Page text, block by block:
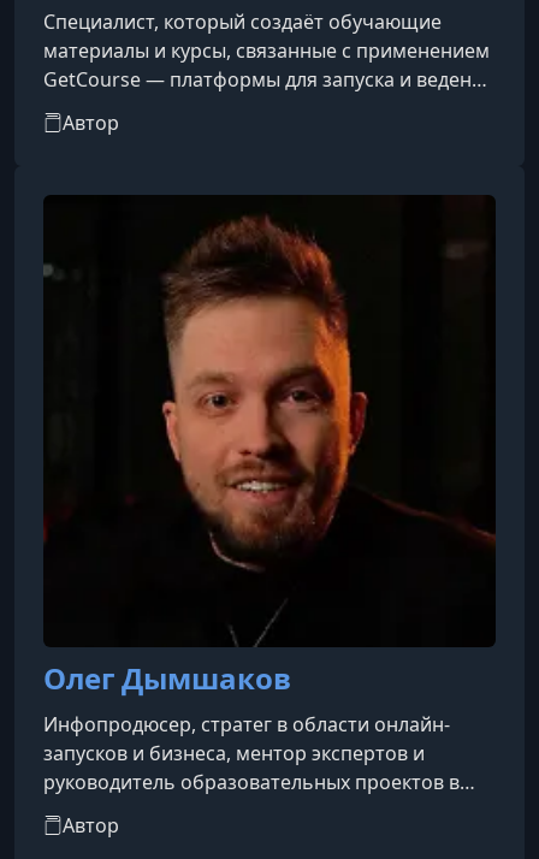
Cпециалист, который создаёт обучающие
материалы и курсы, связанные с применением
GetCourse — платформы для запуска и ведения
онлайн-школ, образовательных проектов и
автоматизации обучения. Он публикует курсы
искусственного интеллекта в связке с
GetCourse, настройке техподдержки и
автоматизации процессов в онлайн-
образовании.
Автор
Олег Дымшаков
Инфопродюсер, стратег в области онлайн-
запусков и бизнеса, ментор экспертов и
руководитель образовательных проектов в
инфобизнес-сфере.
Автор